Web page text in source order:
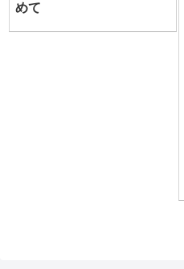
めて